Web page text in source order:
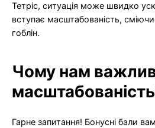
Тетріс, ситуація може швидко
вступає масштабованість,
гоблін.
Чому нам
Гарне запитання! Бонусні бали